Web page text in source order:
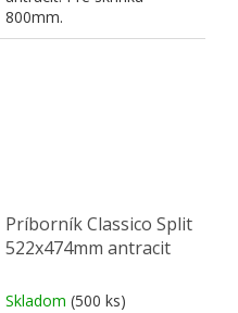
800mm.
Príborník Classico Split
522x474mm antracit
Skladom (500 ks)